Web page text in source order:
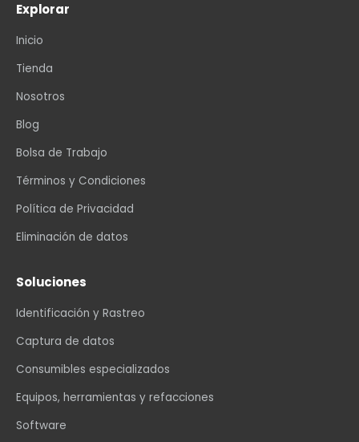
Explorar
Inicio
Tienda
Nosotros
Blog
Bolsa de Trabajo
Términos y Condiciones
Política de Privacidad
Eliminación de datos
Soluciones
Identificación y Rastreo
Captura de datos
Consumibles especializados
Equipos, herramientas y refacciones
Software